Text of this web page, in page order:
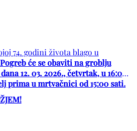
74. godini života blago u
Pogreb će se obaviti na groblju
12. 03. 2026., četvrtak, u 16:00
prima u mrtvačnici od 15:00 sati.